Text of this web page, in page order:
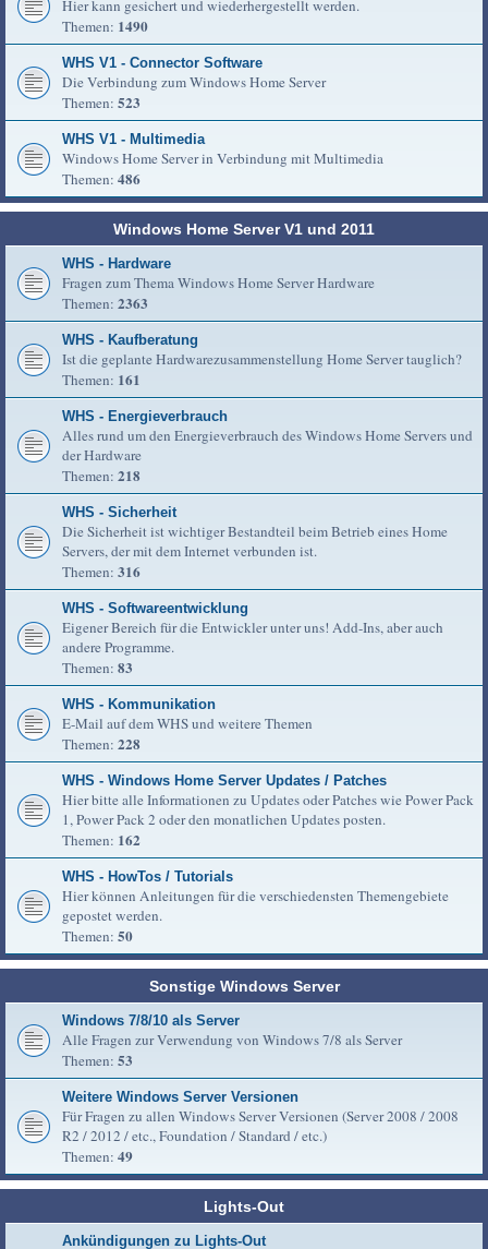
Hier kann gesichert und wiederhergestellt werden.
Themen: 1490
WHS V1 - Connector Software
Die Verbindung zum Windows Home Server
Themen: 523
WHS V1 - Multimedia
Windows Home Server in Verbindung mit Multimedia
Themen: 486
Windows Home Server V1 und 2011
WHS - Hardware
Fragen zum Thema Windows Home Server Hardware
Themen: 2363
WHS - Kaufberatung
Ist die geplante Hardwarezusammenstellung Home Server tauglich?
Themen: 161
WHS - Energieverbrauch
Alles rund um den Energieverbrauch des Windows Home Servers und
der Hardware
Themen: 218
WHS - Sicherheit
Die Sicherheit ist wichtiger Bestandteil beim Betrieb eines Home
Servers, der mit dem Internet verbunden ist.
Themen: 316
WHS - Softwareentwicklung
Eigener Bereich für die Entwickler unter uns! Add-Ins, aber auch
andere Programme.
Themen: 83
WHS - Kommunikation
E-Mail auf dem WHS und weitere Themen
Themen: 228
WHS - Windows Home Server Updates / Patches
Hier bitte alle Informationen zu Updates oder Patches wie Power Pack
1, Power Pack 2 oder den monatlichen Updates posten.
Themen: 162
WHS - HowTos / Tutorials
Hier können Anleitungen für die verschiedensten Themengebiete
gepostet werden.
Themen: 50
Sonstige Windows Server
Windows 7/8/10 als Server
Alle Fragen zur Verwendung von Windows 7/8 als Server
Themen: 53
Weitere Windows Server Versionen
Für Fragen zu allen Windows Server Versionen (Server 2008 / 2008
R2 / 2012 / etc., Foundation / Standard / etc.)
Themen: 49
Lights-Out
Ankündigungen zu Lights-Out